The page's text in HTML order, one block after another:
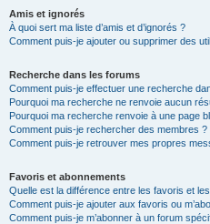
Amis et ignorés
À quoi sert ma liste d’amis et d’ignorés ?
Comment puis-je ajouter ou supprimer des
Recherche dans les forums
Comment puis-je effectuer une recherche
Pourquoi ma recherche ne renvoie aucun
Pourquoi ma recherche renvoie à une page
Comment puis-je rechercher des membres ?
Comment puis-je retrouver mes propres
Favoris et abonnements
Quelle est la différence entre les favoris et
Comment puis-je ajouter aux favoris ou
Comment puis-je m’abonner à un forum